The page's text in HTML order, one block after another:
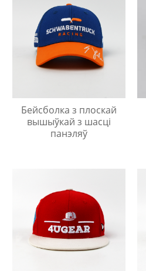
Бейсболка з плоскай
вышыўкай з шасці
панэляў